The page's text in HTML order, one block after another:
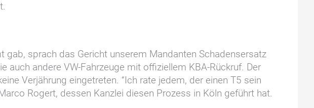
sprach das Gericht unserem Mandanten Schadensersatz
andere VW-Fahrzeuge mit offiziellem KBA-Rückruf. Der
Verjährung eingetreten. “Ich rate jedem, der einen T5 sein
Rogert, dessen Kanzlei diesen Prozess in Köln geführt hat.